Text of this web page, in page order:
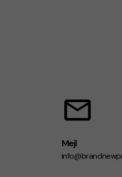
Mejl